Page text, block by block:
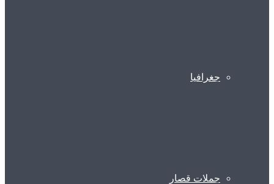
جغرافیا
جملات قصار